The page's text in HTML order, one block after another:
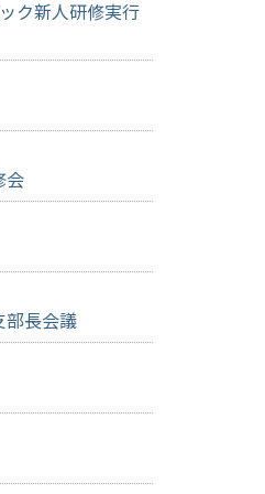
ク新人研修実行
会
部長会議